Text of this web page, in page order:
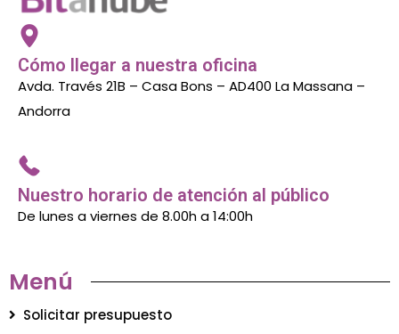
Cómo llegar a nuestra oficina
Avda. Través 21B – Casa Bons – AD400 La Massana –
Andorra
Nuestro horario de atención al público
De lunes a viernes de 8.00h a 14:00h
Menú
Solicitar presupuesto